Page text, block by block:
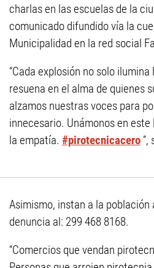
charlas en las escuelas de la
comunicado difundido vía la
Municipalidad en la red social
“Cada explosión no solo
resuena en el alma de quienes
alzamos nuestras voces para
innecesario. Unámonos en
la empatía. #pirotecnicacero”,
Asimismo, instan a la
denuncia al: 299 468 8168.
“Comercios que vendan